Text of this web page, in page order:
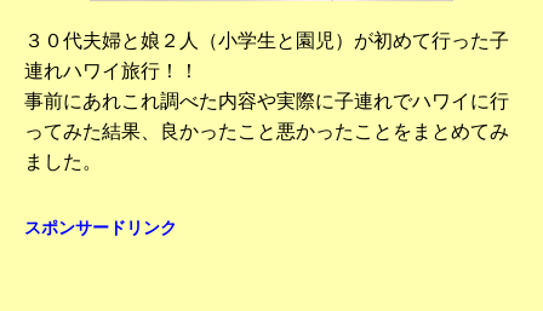
３０代夫婦と娘２人（小学生と園児）が初めて行った子
連れハワイ旅行！！
事前にあれこれ調べた内容や実際に子連れでハワイに行
ってみた結果、良かったこと悪かったことをまとめてみ
ました。
スポンサードリンク